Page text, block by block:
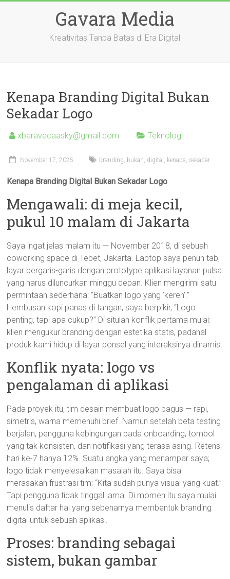
Gavara Media
Kreativitas Tanpa Batas di Era Digital
Kenapa Branding Digital Bukan
Sekadar Logo
xbaravecaasky@gmail.com Teknologi
November 17, 2025 branding, bukan, digital , kenapa, sekadar
Kenapa Branding Digital Bukan Sekadar Logo
Mengawali: di meja kecil,
pukul 10 malam di Jakarta
Saya ingat jelas malam itu — November 2018, di sebuah
coworking space di Tebet, Jakarta. Laptop saya penuh tab,
layar bergaris-garis dengan prototype aplikasi layanan pulsa
yang harus diluncurkan minggu depan. Klien mengirimi satu
permintaan sederhana: “Buatkan logo yang ‘keren’.”
Hembusan kopi panas di tangan, saya berpikir, “Logo
penting, tapi apa cukup?” Di situlah konflik pertama mulai:
klien mengukur branding dengan estetika statis, padahal
produk kami hidup di layar ponsel yang interaksinya dinamis.
Konflik nyata: logo vs
pengalaman di aplikasi
Pada proyek itu, tim desain membuat logo bagus — rapi,
simetris, warna memenuhi brief. Namun setelah beta testing
berjalan, pengguna kebingungan pada onboarding, tombol
yang tak konsisten, dan notifikasi yang terasa asing. Retensi
hari ke-7 hanya 12%. Suatu angka yang menampar saya;
logo tidak menyelesaikan masalah itu. Saya bisa
merasakan frustrasi tim: “Kita sudah punya visual yang kuat.”
Tapi pengguna tidak tinggal lama. Di momen itu saya mulai
menulis daftar hal yang sebenarnya membentuk branding
digital untuk sebuah aplikasi.
Proses: branding sebagai
sistem, bukan gambar